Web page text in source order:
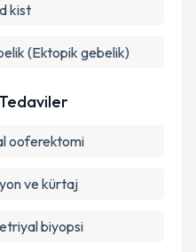
kist
(Ektopik gebelik)
ooferektomi
ve kürtaj
biyopsi